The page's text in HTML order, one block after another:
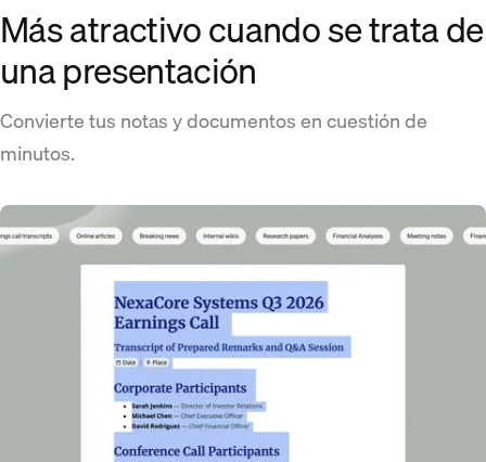
Más atractivo cuando se trata de
una presentación
Convierte tus notas y documentos en cuestión de
minutos.